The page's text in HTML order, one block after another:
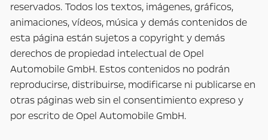
reservados. Todos los textos, imágenes, gráficos,
animaciones, vídeos, música y demás contenidos de
esta página están sujetos a copyright y demás
derechos de propiedad intelectual de Opel
Automobile GmbH. Estos contenidos no podrán
reproducirse, distribuirse, modificarse ni publicarse en
otras páginas web sin el consentimiento expreso y
por escrito de Opel Automobile GmbH.